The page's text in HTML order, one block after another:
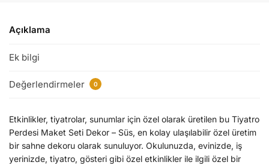
Açıklama
Ek bilgi
Değerlendirmeler 0
Etkinlikler, tiyatrolar, sunumlar için özel olarak üretilen bu Tiyatro
Perdesi Maket Seti Dekor – Süs, en kolay ulaşılabilir özel üretim
bir sahne dekoru olarak sunuluyor. Okulunuzda, evinizde, iş
yerinizde, tiyatro, gösteri gibi özel etkinlikler ile ilgili özel bir